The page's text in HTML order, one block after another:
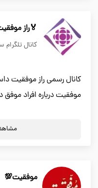
🏅راز
کانال تلگرام
کانال رسمی راز موفقیت
موفقیت درباره افراد موفق
موفقیت💯